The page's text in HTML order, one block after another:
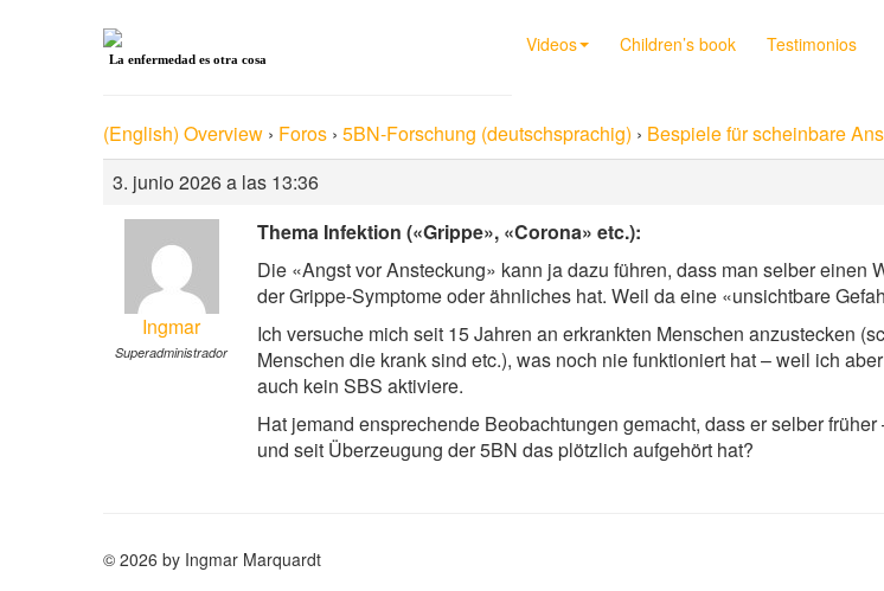
Videos Children’s book Testimonios
La enfermedad es otra cosa
(English) Overview › Foros › 5BN-Forschung (deutschsprachig) › Bespiele für scheinbare
3. junio 2026 a las 13:36
Ingmar
Superadministrador
Thema Infektion («Grippe», «Corona» etc.):
Die «Angst vor Ansteckung» kann ja dazu führen, dass man selber
der Grippe-Symptome oder ähnliches hat. Weil da eine «unsichtbare
Ich versuche mich seit 15 Jahren an erkrankten Menschen anzustecken
Menschen die krank sind etc.), was noch nie funktioniert hat – weil ich
auch kein SBS aktiviere.
Hat jemand ensprechende Beobachtungen gemacht, dass er selber
und seit Überzeugung der 5BN das plötzlich aufgehört hat?
© 2026 by Ingmar Marquardt